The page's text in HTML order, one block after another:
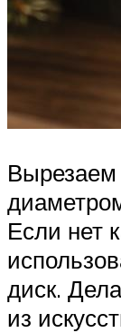
Вырезаем
Если нет
диск.
из